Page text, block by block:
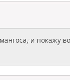
и покажу